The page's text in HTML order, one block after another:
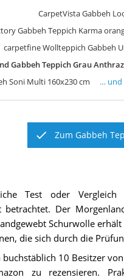
CarpetVista Gabbeh
Gabbeh Teppich Karma
carpetfine Wollteppich Gabbeh
Gabbeh Teppich Grau
Soni Multi 160x230 cm
… und
Zum Gabbeh
Test oder Vergleich
betrachtet. Der
Schurwolleerhält
die sich durch die
10 Besitzer
zu rezensieren.